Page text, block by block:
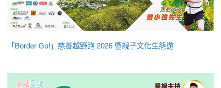
「Border Go!」慈善越野跑 2026 暨親子文化生態遊